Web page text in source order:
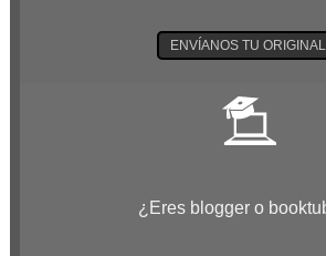
ENVÍANOS TU ORIGINAL
¿Eres blogger o